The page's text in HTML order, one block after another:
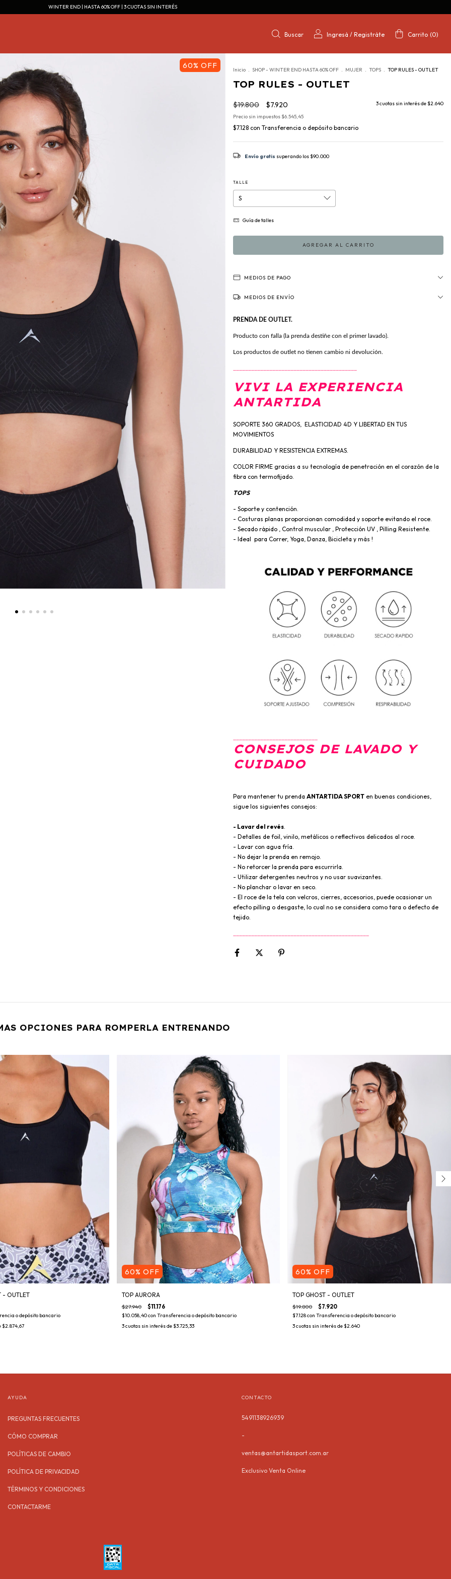
WINTER END | HASTA 60% OFF | 3 CUOTAS SIN INTERÉS
Buscar Ingresá / Registráte Carrito (0)
60% OFF Inicio . SHOP - WINTER END HASTA 60% OFF . MUJER . TOPS . TOP RULES - OUTLET
TOP RULES - OUTLET
$19.800 $7.920 3cuotas sin interés de$2.640
Precio sin impuestos $6.545,45
$7.128 con Transferencia o depósito bancario
Envío gratis superando los$90.000
TALLE
Guía de talles
MEDIOS DE PAGO
MEDIOS DE ENVÍO
PRENDA DE OUTLET.
Producto con falla (la prenda destiñe con el primer lavado).
Los productos de outlet no tienen cambio ni devolución.
VIVI LA EXPERIENCIA
ANTARTIDA
SOPORTE 360 GRADOS, ELASTICIDAD 4D Y LIBERTAD EN TUS
MOVIMIENTOS
DURABILIDAD Y RESISTENCIA EXTREMAS.
COLOR FIRME gracias a su tecnología de penetración en el corazón de la
fibra con termofijado.
TOPS
- Soporte y contención.
- Costuras planas proporcionan comodidad y soporte evitando el roce.
- Secado rápido , Control muscular , Protección UV , Pilling Resistente.
- Ideal para Correr, Yoga, Danza, Bicicleta y más !
CONSEJOS DE LAVADO Y
CUIDADO
Para mantener tu prenda ANTARTIDA SPORT en buenas condiciones,
sigue los siguientes consejos:
- Lavar del revés
- Detalles de foil, vinilo, metálicos o reflectivos delicados al roce.
- Lavar con agua fría.
- No dejar la prenda en remojo.
- No retorcer la prenda para escurrirla.
- Utilizar detergentes neutros y no usar suavizantes.
- No planchar o lavar en seco.
- El roce de la tela con velcros, cierres, accesorios, puede ocasionar un
efecto pilling o desgaste, lo cual no se considera como tara o defecto de
tejido.
OPCIONES PARA ROMPERLA ENTRENANDO
- OUTLET
o depósito bancario
$2.874,67
60% OFF
TOP AURORA
$27.940 $11.176
$10.058,40con Transferencia o depósito bancario
3cuotas sin interés de$3.725,33
60%OFF
TOP GHOST - OUTLET
$19.800 $7.920
$7.128con Transferencia o depósito bancario
3cuotas sin interés de$2.640
AYUDA
PREGUNTAS FRECUENTES
CÓMO COMPRAR
POLÍTICAS DE CAMBIO
POLÍTICA DE PRIVACIDAD
TÉRMINOS Y CONDICIONES
CONTACTARME
CONTACTO
5491138926939
-
ventas@antartidasport.com.ar
Exclusivo Venta Online